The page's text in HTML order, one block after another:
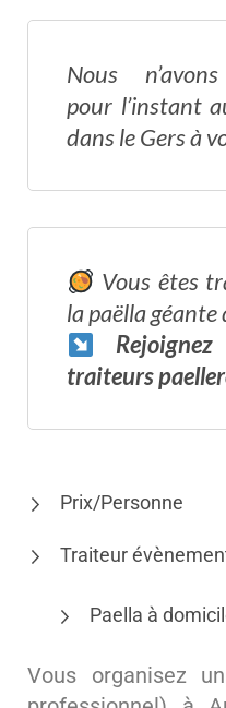
Nous
pour l’instant
dans le Gers à
Vous êtes
la paëlla géante
traiteurs
Prix/Personne
Traiteur
Paella à
Vous organisez